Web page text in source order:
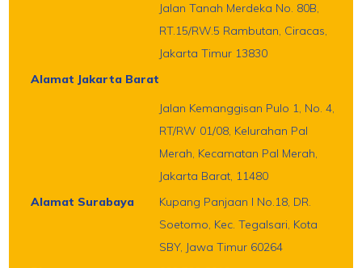
Jalan Tanah Merdeka No. 80B,
RT.15/RW.5 Rambutan, Ciracas,
Jakarta Timur 13830
Alamat Jakarta Barat
Jalan Kemanggisan Pulo 1, No. 4,
RT/RW 01/08, Kelurahan Pal
Merah, Kecamatan Pal Merah,
Jakarta Barat, 11480
Alamat Surabaya
Kupang Panjaan I No.18, DR.
Soetomo, Kec. Tegalsari, Kota
SBY, Jawa Timur 60264